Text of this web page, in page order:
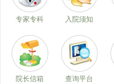
专家专科 入院须知
院长信箱 查询平台